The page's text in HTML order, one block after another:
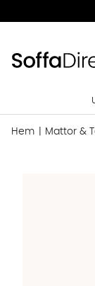
Hem Mattor &